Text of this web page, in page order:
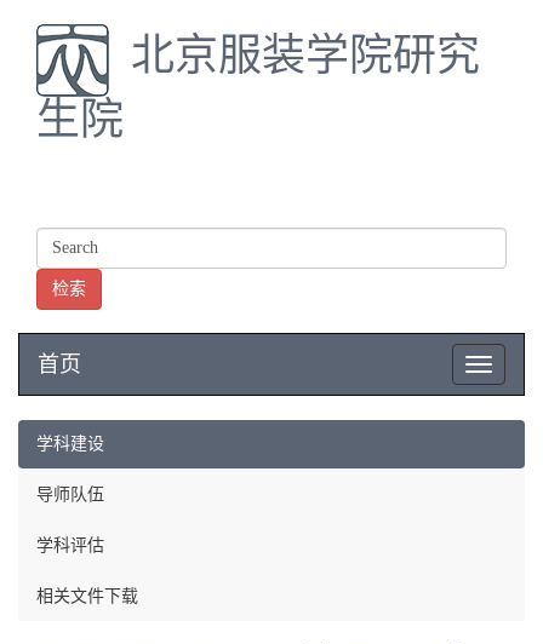
北京服装学院研究
生院
检索
Toggle
首页
学科建设
导师队伍
学科评估
相关文件下载